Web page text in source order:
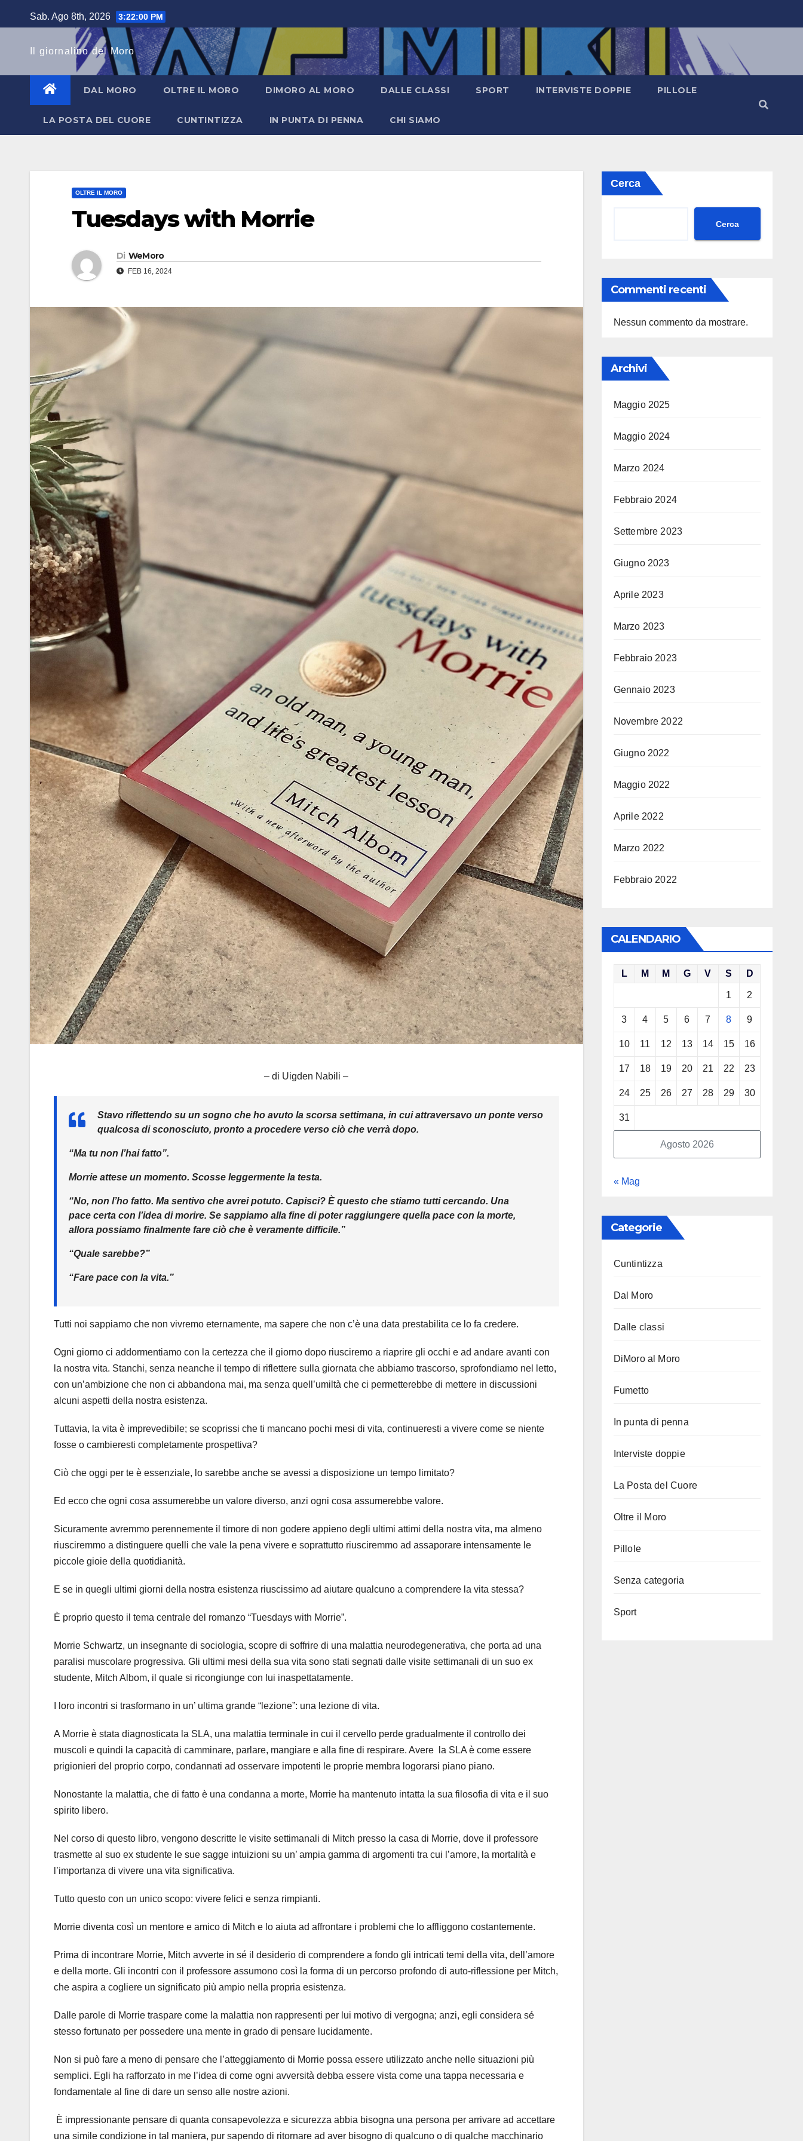
al
Sab. Ago 8th, 2026 3:22:01 PM
Il giornalino del Moro
DAL MORO OLTRE IL MORO DIMORO AL MORO DALLE CLASSI SPORT INTERVISTE DOPPIE PILLOLE
LA POSTA DEL CUORE CUNTINTIZZA IN PUNTA DI PENNA CHI SIAMO
OLTRE IL MORO
Tuesdays with Morrie
Di WeMoro
FEB 16, 2024
– di Uigden Nabili –
Stavo riflettendo su un sogno che ho avuto la scorsa settimana, in cui attraversavo un ponte verso
qualcosa di sconosciuto, pronto a procedere verso ciò che verrà dopo.
“Ma tu non l’hai fatto”.
Morrie attese un momento. Scosse leggermente la testa.
“No, non l’ho fatto. Ma sentivo che avrei potuto. Capisci? È questo che stiamo tutti cercando. Una
pace certa con l’idea di morire. Se sappiamo alla fine di poter raggiungere quella pace con la morte,
allora possiamo finalmente fare ciò che è veramente difficile.”
“Quale sarebbe?”
“Fare pace con la vita.”
Tutti noi sappiamo che non vivremo eternamente, ma sapere che non c’è una data prestabilita ce lo fa credere.
Ogni giorno ci addormentiamo con la certezza che il giorno dopo riusciremo a riaprire gli occhi e ad andare avanti con
la nostra vita. Stanchi, senza neanche il tempo di riflettere sulla giornata che abbiamo trascorso, sprofondiamo nel letto,
con un’ambizione che non ci abbandona mai, ma senza quell’umiltà che ci permetterebbe di mettere in discussioni
alcuni aspetti della nostra esistenza.
Tuttavia, la vita è imprevedibile; se scoprissi che ti mancano pochi mesi di vita, continueresti a vivere come se niente
fosse o cambieresti completamente prospettiva?
Ciò che oggi per te è essenziale, lo sarebbe anche se avessi a disposizione un tempo limitato?
Ed ecco che ogni cosa assumerebbe un valore diverso, anzi ogni cosa assumerebbe valore.
Sicuramente avremmo perennemente il timore di non godere appieno degli ultimi attimi della nostra vita, ma almeno
riusciremmo a distinguere quelli che vale la pena vivere e soprattutto riusciremmo ad assaporare intensamente le
piccole gioie della quotidianità.
E se in quegli ultimi giorni della nostra esistenza riuscissimo ad aiutare qualcuno a comprendere la vita stessa?
È proprio questo il tema centrale del romanzo “Tuesdays with Morrie”.
Morrie Schwartz, un insegnante di sociologia, scopre di soffrire di una malattia neurodegenerativa, che porta ad una
paralisi muscolare progressiva. Gli ultimi mesi della sua vita sono stati segnati dalle visite settimanali di un suo ex
studente, Mitch Albom, il quale si ricongiunge con lui inaspettatamente.
I loro incontri si trasformano in un’ ultima grande “lezione”: una lezione di vita.
A Morrie è stata diagnosticata la SLA, una malattia terminale in cui il cervello perde gradualmente il controllo dei
muscoli e quindi la capacità di camminare, parlare, mangiare e alla fine di respirare. Avere la SLA è come essere
prigionieri del proprio corpo, condannati ad osservare impotenti le proprie membra logorarsi piano piano.
Nonostante la malattia, che di fatto è una condanna a morte, Morrie ha mantenuto intatta la sua filosofia di vita e il suo
spirito libero.
Nel corso di questo libro, vengono descritte le visite settimanali di Mitch presso la casa di Morrie, dove il professore
trasmette al suo ex studente le sue sagge intuizioni su un’ ampia gamma di argomenti tra cui l’amore, la mortalità e
l’importanza di vivere una vita significativa.
Tutto questo con un unico scopo: vivere felici e senza rimpianti.
Morrie diventa così un mentore e amico di Mitch e lo aiuta ad affrontare i problemi che lo affliggono costantemente.
Prima di incontrare Morrie, Mitch avverte in sé il desiderio di comprendere a fondo gli intricati temi della vita, dell’amore
e della morte. Gli incontri con il professore assumono così la forma di un percorso profondo di auto-riflessione per Mitch,
che aspira a cogliere un significato più ampio nella propria esistenza.
Dalle parole di Morrie traspare come la malattia non rappresenti per lui motivo di vergogna; anzi, egli considera sé
stesso fortunato per possedere una mente in grado di pensare lucidamente.
Non si può fare a meno di pensare che l’atteggiamento di Morrie possa essere utilizzato anche nelle situazioni più
semplici. Egli ha rafforzato in me l’idea di come ogni avversità debba essere vista come una tappa necessaria e
fondamentale al fine di dare un senso alle nostre azioni.
È impressionante pensare di quanta consapevolezza e sicurezza abbia bisogna una persona per arrivare ad accettare
una simile condizione in tal maniera, pur sapendo di ritornare ad aver bisogno di qualcuno o di qualche macchinario
Cerca
Cerca
Commenti recenti
Nessun commento da mostrare.
Archivi
Maggio 2025
Maggio 2024
Marzo 2024
Febbraio 2024
Settembre 2023
Giugno 2023
Aprile 2023
Marzo 2023
Febbraio 2023
Gennaio 2023
Novembre 2022
Giugno 2022
Maggio 2022
Aprile 2022
Marzo 2022
Febbraio 2022
CALENDARIO
Agosto 2026
L M M G V S D
1 2
3 4 5 6 7 8 9
10 11 12 13 14 15 16
17 18 19 20 21 22 23
24 25 26 27 28 29 30
31
« Mag
Categorie
Cuntintizza
Dal Moro
Dalle classi
DiMoro al Moro
Fumetto
In punta di penna
Interviste doppie
La Posta del Cuore
Oltre il Moro
Pillole
Senza categoria
Sport